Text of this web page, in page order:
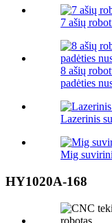
7 ašių
8 ašių
padėties
Lazerinis
Mig
HY1020A-168